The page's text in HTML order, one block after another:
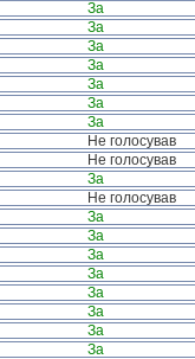
За
За
За
За
За
За
За
Не голосував
Не голосував
За
Не голосував
За
За
За
За
За
За
За
За